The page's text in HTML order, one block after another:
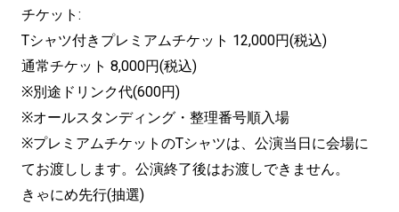
チケット:
Tシャツ付きプレミアムチケット 12,000円(税込)
通常チケット 8,000円(税込)
※別途ドリンク代(600円)
※オールスタンディング・整理番号順入場
※プレミアムチケットのTシャツは、公演当日に会場に
てお渡しします。公演終了後はお渡しできません。
きゃにめ先行(抽選)